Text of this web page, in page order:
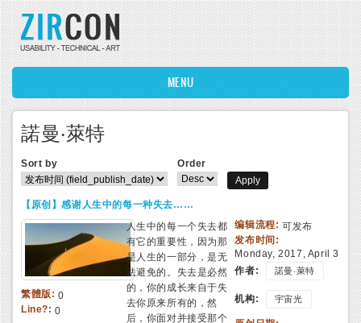
Skip to main content
MENU
諾曼‧萊特
Sort by Order
【原创】感谢人生中的每一种失去……
繁體版: 0
Line?:0
人生中的每一个失去都
有它的重要性，因为那
是人生的一部分，是无
法避免的。失去是必然
的，你的成长来自于失
去你原来所有的，然
后，你面对并接受那个
编辑流程: 可发布
发布时间:
Monday, 2017, April 3
作者:
諾曼‧萊特
机构: 宇宙光